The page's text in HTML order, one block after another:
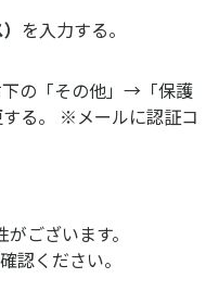
を入力する。
の「その他」→「保護
る。 ※メールに認証コ
ございます。
認ください。